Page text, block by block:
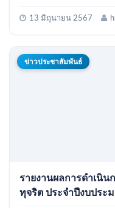
13 มิถุนายน 2567
ข่าวประชาสัมพันธ์
รายงานผลการดำเนิ
ทุจริต ประจำปีงบประ